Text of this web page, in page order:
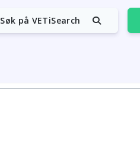
Søk på VETiSearch